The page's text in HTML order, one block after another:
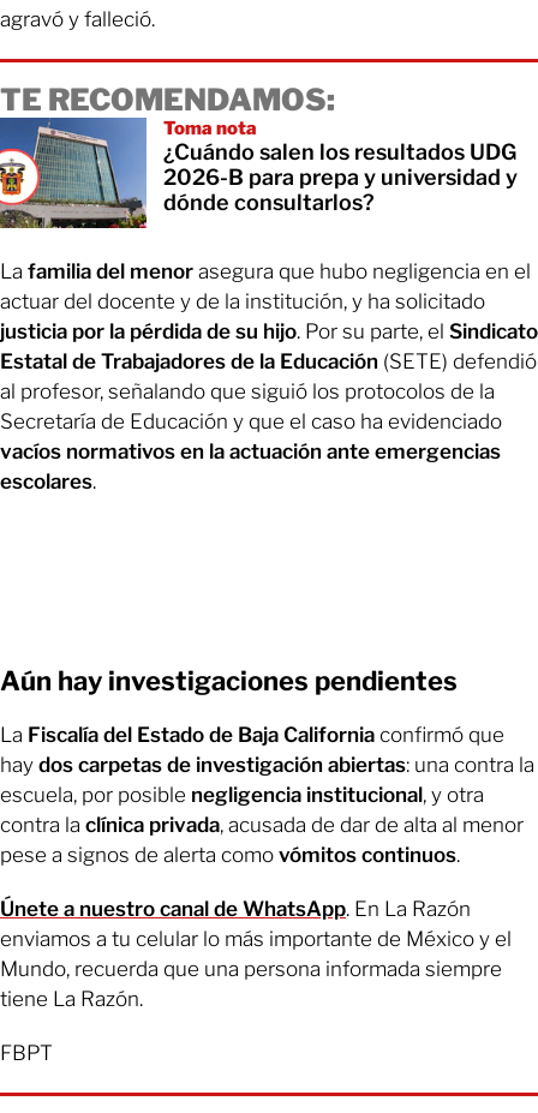
agravó y falleció.
TE RECOMENDAMOS:
Toma nota
¿Cuándo salen los resultados UDG
2026-B para prepa y universidad y
dónde consultarlos?
La familia del menor asegura que hubo negligencia en el
actuar del docente y de la institución, y ha solicitado
justicia por la pérdida de su hijo. Por su parte, el Sindicato
Estatal de Trabajadores de la Educación (SETE) defendió
al profesor, señalando que siguió los protocolos de la
Secretaría de Educación y que el caso ha evidenciado
vacíos normativos en la actuación ante emergencias
escolares.
Aún hay investigaciones pendientes
La Fiscalía del Estado de Baja California confirmó que
hay dos carpetas de investigación abiertas: una contra la
escuela, por posible negligencia institucional, y otra
contra la clínica privada, acusada de dar de alta al menor
pese a signos de alerta como vómitos continuos.
Únete a nuestro canal de WhatsApp. En La Razón
enviamos a tu celular lo más importante de México y el
Mundo, recuerda que una persona informada siempre
tiene La Razón.
FBPT